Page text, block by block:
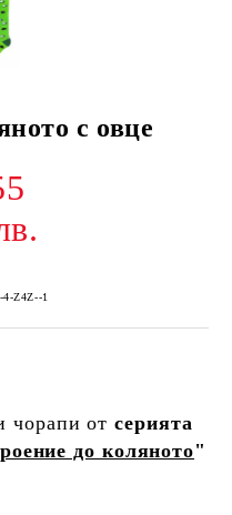
с овце
4-Z4Z--1
чорапи отсерията
до коляното"